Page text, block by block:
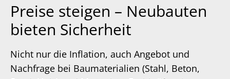
Preise steigen – Neubauten
bieten Sicherheit
Nicht nur die Inflation, auch Angebot und
Nachfrage bei Baumaterialien (Stahl, Beton,